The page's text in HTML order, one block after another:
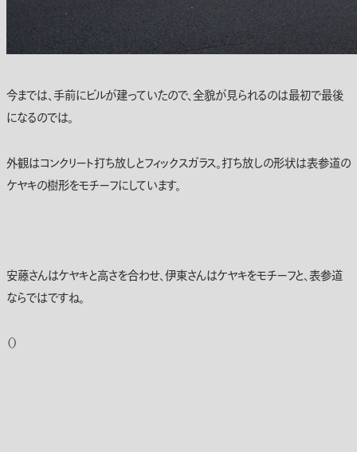
今までは、手前にビルが建っていたので、全貌が見られるのは最初で最後
になるのでは。
外観はコンクリート打ち放しとフィックスガラス。打ち放しの形状は表参道の
ケヤキの樹形をモチーフにしています。
安藤さんはケヤキと高さを合わせ、伊東さんはケヤキをモチーフと、表参道
ならではですね。
（）